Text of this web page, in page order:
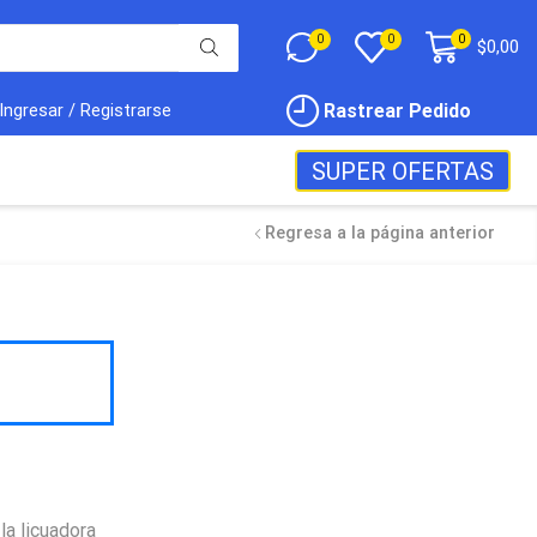
0 0 0 $0,00
Ingresar / Registrarse Rastrear Pedido
SUPER OFERTAS
Regresa a la página anterior
licuadora